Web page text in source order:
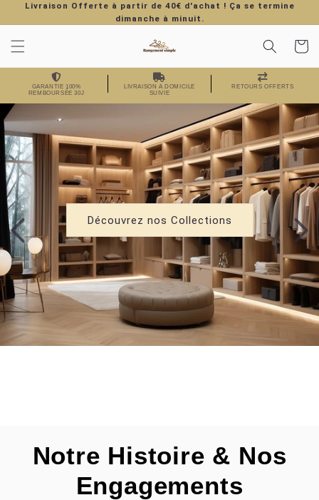
et passer au contenu
Livraison Offerte à partir de 40€ d'achat ! Ça se termine
dimanche à minuit.
Panier
GARANTIE 100%
REMBOURSÉE 30J
LIVRAISON A DOMICILE
SUIVIE
RETOURS OFFERTS
Découvrez nos Collections
Notre Histoire & Nos
Engagements